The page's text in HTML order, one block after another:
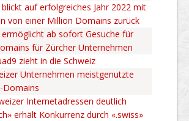
auf erfolgreiches Jahr 2022 mit
von einer Million Domains zurück
ab sofort Gesuche für
für Zürcher Unternehmen
zieht in die Schweiz
Unternehmen meistgenutzte
Domains
Internetadressen deutlich
erhält Konkurrenz durch «.swiss»